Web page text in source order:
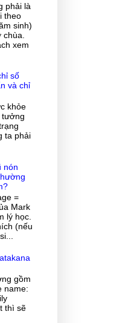
phải là
theo
sinh)
xem
số
và chỉ
khỏe
tưởng
ta phải
nón
=
Mark
lý học.
(nếu
gồm
name:
thì sẽ